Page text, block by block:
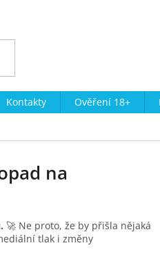
Kontakty Ověření 18+
na
🚀 Ne proto, že by přišla nějaká
tlak i změny